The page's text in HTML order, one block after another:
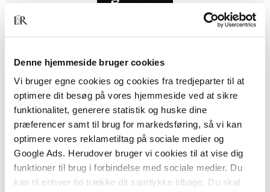
Denne hjemmeside bruger cookies
Vi bruger egne cookies og cookies fra tredjeparter til at
optimere dit besøg på vores hjemmeside ved at sikre
funktionalitet, generere statistik og huske dine
præferencer samt til brug for markedsføring, så vi kan
optimere vores reklametiltag på sociale medier og
Google Ads. Herudover bruger vi cookies til at vise dig
funktioner til brug i forbindelse med sociale medier. Du
kan til enhver tid trække dit samtykke tilbage. Du skal
Hardcover
Vand og afløb Ståbi
Børge Hviid Pejtersen Charlotte Micheelsen Christina B. Daél